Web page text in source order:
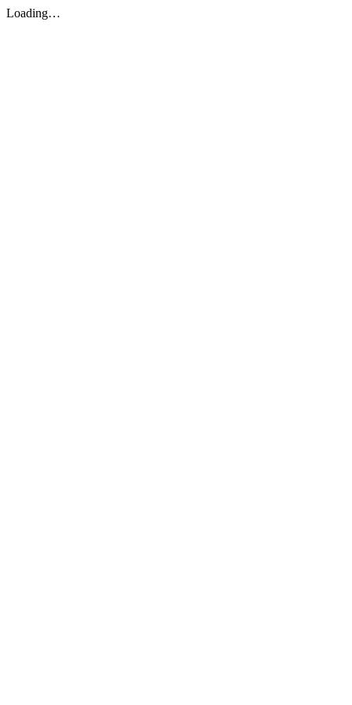
Loading…